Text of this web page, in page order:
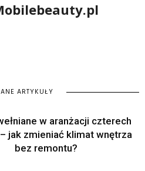
ARTYKUŁY
w aranżacji czterech
jak zmieniać klimat wnętrza
bez remontu?